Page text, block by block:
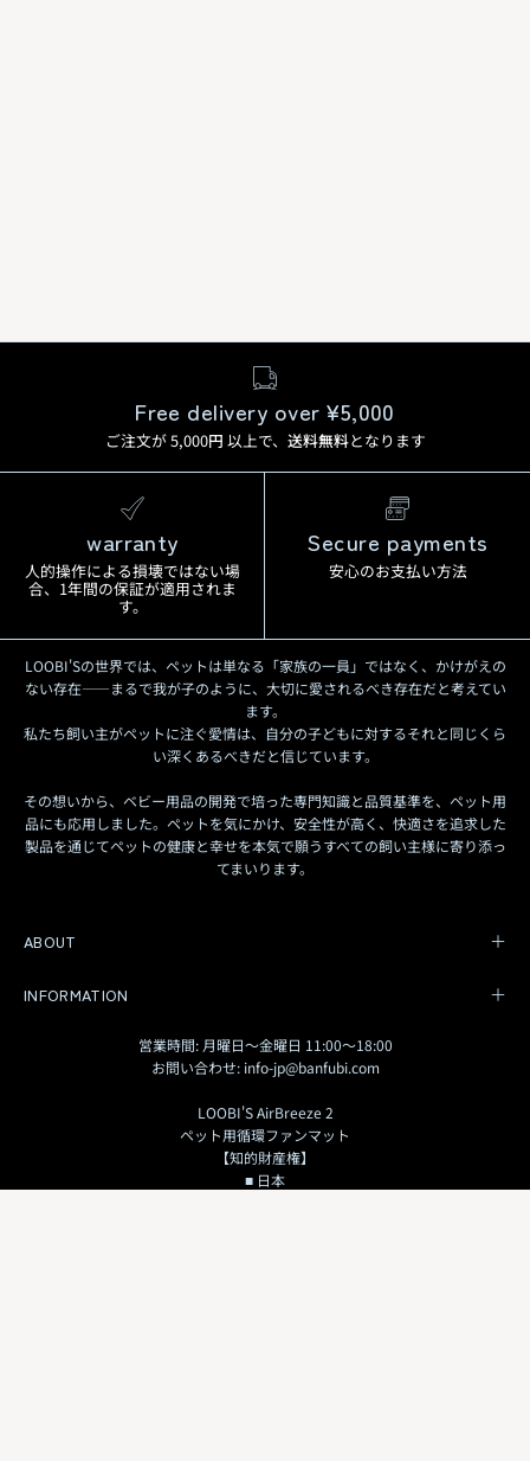
Free delivery over ¥5,000
ご注文が 5,000円 以上で、 送料無料となります
warranty
人的操作による損壊ではない場
合、1年間の保証が適用されま
す。
Secure payments
安心のお支払い方法
LOOBI'Sの世界では、ペットは単なる「家族の一員」ではなく、かけがえの
ない存在——まるで我が子のように、大切に愛されるべき存在だと考えてい
ます。
私たち飼い主がペットに注ぐ愛情は、自分の子どもに対するそれと同じくら
い深くあるべきだと信じています。
その想いから、ベビー用品の開発で培った専門知識と品質基準を、ペット用
品にも応用しました。ペットを気にかけ、安全性が高く、快適さを追求した
製品を通じてペットの健康と幸せを本気で願うすべての飼い主様に寄り添っ
てまいります。
ABOUT
INFORMATION
営業時間: 月曜日〜金曜日 11:00〜18:00
お問い合わせ: info-jp@banfubi.com
LOOBI'S AirBreeze 2
ペット用循環ファンマット
【知的財産権】
■ 日本